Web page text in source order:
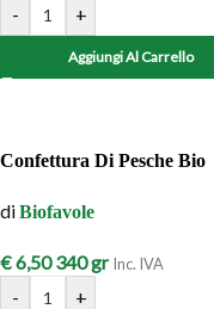
- +
Aggiungi Al Carrello
Confettura Di Pesche Bio
diBiofavole
€6,50 340 gr Inc. IVA
- +